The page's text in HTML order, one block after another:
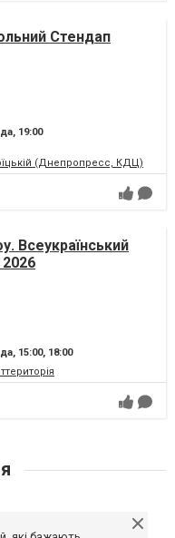
Стендап
19:00
(Днепропресс, КДЦ)
Всеукраїнський
2026
15:00, 18:00